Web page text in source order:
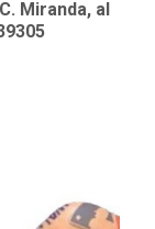
Miranda, al